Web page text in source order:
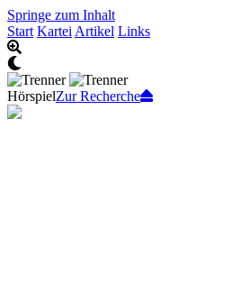
Springe zum Inhalt
Start Kartei Artikel Links
HörspielZur Recherche